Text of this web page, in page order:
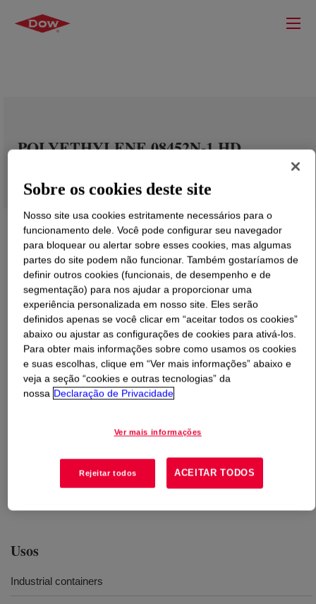
POLYETHYLENE 08452N-1 HD
O que éPOLYETHYLENE 08452N-1 HD?
A narrow molecular weight distribution copolymer
designed to offer excellent impact strength and
good processability over a wide range of molding
applications such as pails, industrial parts and other
shipping containers; it can also be used for structural
Usos
Industrial containers
Sobre os cookies deste site
Nosso site usa cookies estritamente necessários para o
funcionamento dele. Você pode configurar seu navegador
para bloquear ou alertar sobre esses cookies, mas algumas
partes do site podem não funcionar. Também gostaríamos de
definir outros cookies (funcionais, de desempenho e de
segmentação) para nos ajudar a proporcionar uma
experiência personalizada em nosso site. Eles serão
definidos apenas se você clicar em “aceitar todos os cookies”
abaixo ou ajustar as configurações de cookies para ativá-los.
Para obter mais informações sobre como usamos os cookies
e suas escolhas, clique em “Ver mais informações” abaixo e
veja a seção “cookies e outras tecnologias” da
nossa Declaração de Privacidade
Ver mais informações
Rejeitar todos ACEITAR TODOS